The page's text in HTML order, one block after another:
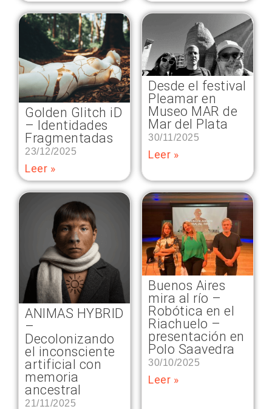
Golden Glitch iD
– Identidades
Fragmentadas
23/12/2025
Leer »
Desde el festival
Pleamar en
Museo MAR de
Mar del Plata
30/11/2025
Leer »
ANIMAS HYBRID
–
Decolonizando
el inconsciente
artificial con
memoria
ancestral
21/11/2025
Buenos Aires
mira al río –
Robótica en el
Riachuelo –
presentación en
Polo Saavedra
30/10/2025
Leer »